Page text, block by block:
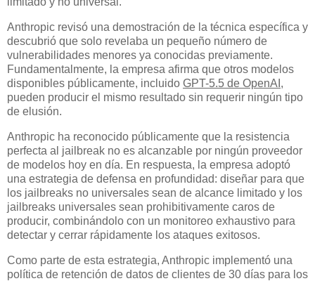
Anthropic revisó una demostración de la técnica específica y
descubrió que solo revelaba un pequeño número de
vulnerabilidades menores ya conocidas previamente.
Fundamentalmente, la empresa afirma que otros modelos
disponibles públicamente, incluido GPT-5.5 de OpenAI ,
pueden producir el mismo resultado sin requerir ningún tipo
de elusión.
Anthropic ha reconocido públicamente que la resistencia
perfecta al jailbreak no es alcanzable por ningún proveedor
de modelos hoy en día. En respuesta, la empresa adoptó
una estrategia de defensa en profundidad: diseñar para que
los jailbreaks no universales sean de alcance limitado y los
jailbreaks universales sean prohibitivamente caros de
producir, combinándolo con un monitoreo exhaustivo para
detectar y cerrar rápidamente los ataques exitosos.
Como parte de esta estrategia, Anthropic implementó una
política de retención de datos de clientes de 30 días para los